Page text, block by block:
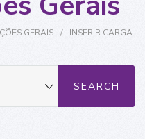
GERAIS /
INSERIR CARGA